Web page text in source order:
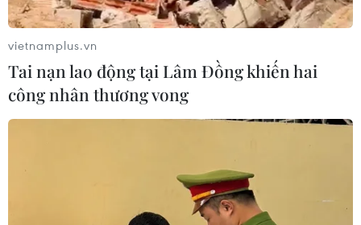
Giảm hơn 1.300 đồng, xăng RON95-III
còn 22.320 đồng mỗi lít
vietnamplus.vn
Tai nạn lao động tại Lâm Đồng khiến hai
công nhân thương vong